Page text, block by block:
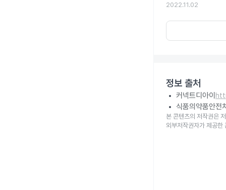
2022.11.02
정보 출처
커넥트디아이
식품의약품안전
본 콘텐츠의 저작권은
외부저작권자가 제공한